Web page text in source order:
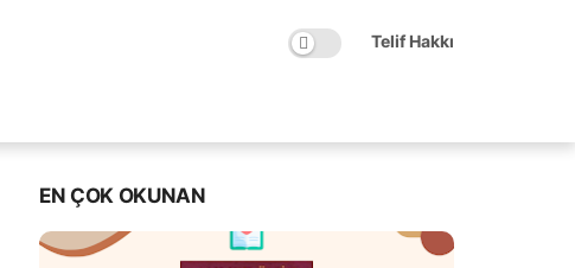
Telif Hakkı
EN ÇOK OKUNAN